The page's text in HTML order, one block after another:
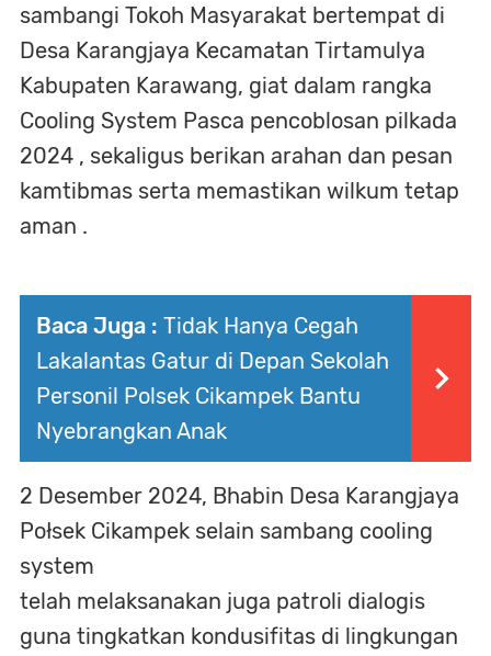
sambangi Tokoh Masyarakat bertempat di
Desa Karangjaya Kecamatan Tirtamulya
Kabupaten Karawang, giat dalam rangka
Cooling System Pasca pencoblosan pilkada
2024 , sekaligus berikan arahan dan pesan
kamtibmas serta memastikan wilkum tetap
aman .
Baca Juga : Tidak Hanya Cegah
Lakalantas Gatur di Depan Sekolah
Personil Polsek Cikampek Bantu
Nyebrangkan Anak
2 Desember 2024, Bhabin Desa Karangjaya
Połsek Cikampek selain sambang cooling
system
telah melaksanakan juga patroli dialogis
guna tingkatkan kondusifitas di lingkungan